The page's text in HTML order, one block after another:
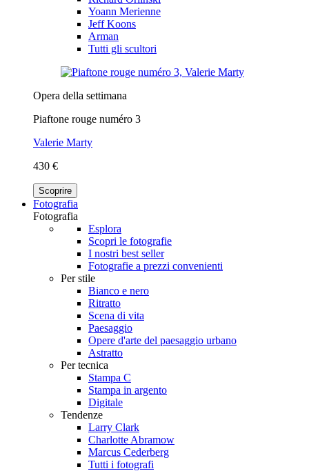
Yoann Merienne
Jeff Koons
Arman
Tutti gli scultori
Opera della settimana
Piaftone rouge numéro 3
Valerie Marty
430 €
Scoprire
Fotografia
Fotografia
Esplora
Scopri le fotografie
I nostri best seller
Fotografie a prezzi convenienti
Per stile
Bianco e nero
Ritratto
Scena di vita
Paesaggio
Opere d'arte del paesaggio urbano
Astratto
Per tecnica
Stampa C
Stampa in argento
Digitale
Tendenze
Larry Clark
Charlotte Abramow
Marcus Cederberg
Tutti i fotografi